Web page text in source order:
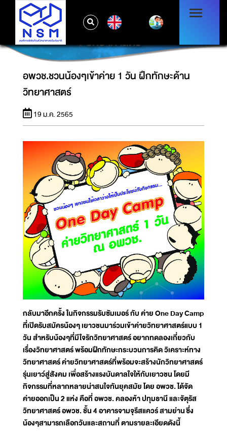
อพวช.ชวนน้องๆเข้าค่าย 1 วัน ฝึกทักษะด้าน
วิทยาศาสตร์
อพวช.ชวนน้องๆเข้าค่าย 1 วัน ฝึกทักษะด้าน
วิทยาศาสตร์
19 ม.ค. 2565
กลับมาอีกครั้ง ในกิจกรรมรับซัมเมอร์ กับ ค่าย One Day Camp
ที่เปิดรับสมัครน้องๆ เยาวชนมาร่วมเข้าค่ายวิทยาศาสตร์แบบ 1
วัน สำหรับน้องๆที่มีใจรักวิทยาศาสตร์ อยากทดลองเกี่ยวกับ
เรื่องวิทยาศาสตร์ พร้อมฝึกทักษะกระบวนการคิด วิเคราะห์ทาง
วิทยาศาสตร์ ค่ายวิทยาศาสตร์ที่พร้อมจะสร้างนักวิทยาศาสตร์
รุ่นเยาว์สู่สังคม เพื่อสร้างแรงบันดาลใจให้กับเยาวชน โดยมี
กิจกรรมที่หลากหลายน่าสนใจทันยุคสมัย โดย อพวช. ได้จัด
ค่ายออกเป็น 2 แห่ง คือที่ อพวช. คลองห้า ปทุมธานี และจัตุรัส
วิทยาศาสตร์ อพวช. ชั้น 4 อาคารจามจุรีสแควร์ สามย่าน ซึ่ง
น้องๆสามารถเลือกวันและสถานที่ ตามรายละเอียดดังนี้